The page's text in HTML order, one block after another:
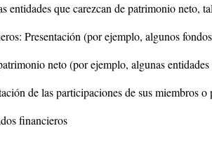
entidades que carezcan de patrimonio neto,
Presentación (por ejemplo, algunos
neto (por ejemplo, algunas
de las participaciones de sus miembros
financieros